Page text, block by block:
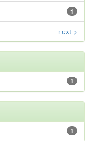
1
next >
1
1